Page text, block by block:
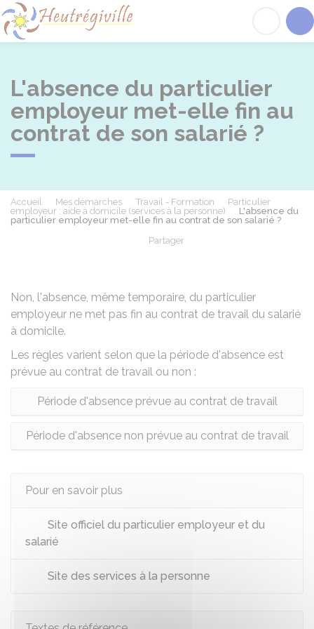
L'absence du particulier
employeur met-elle fin au
contrat de son salarié ?
Accueil Mes démarches Travail - Formation
Particulier
employeur : aide à domicile (services à la personne)
L'absence du
particulier employeur met-elle fin au contrat de son salarié ?
Partager
Non, l'absence, même temporaire, du particulier
employeur ne met pas fin au contrat de travail du salarié
à domicile.
Les règles varient selon que la période d'absence est
prévue au contrat de travail ou non :
Période d'absence prévue au contrat de travail
Période d'absence non prévue au contrat de travail
Pour en savoir plus
Site officiel du particulier employeur et du
salarié
Site des services à la personne